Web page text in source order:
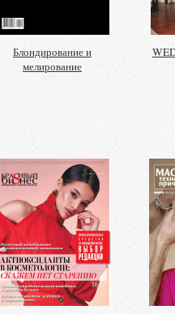
Блондирование и
мелирование